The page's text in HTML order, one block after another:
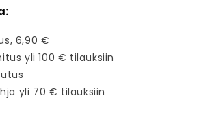
6,90 €
yli 100 € tilauksiin
yli 70 € tilauksiin